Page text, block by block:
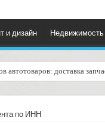
и дизайн Недвижимость
автотоваров: доставка
нужным типом
по ИНН